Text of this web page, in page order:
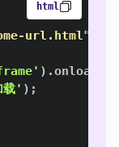
html
url.html"
) .onload
载' ) ;